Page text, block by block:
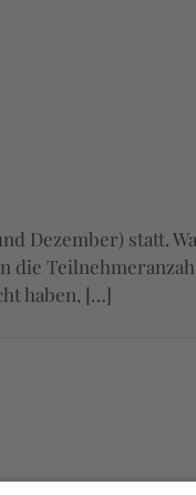
Dezember) statt.
haben, […]